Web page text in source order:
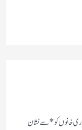
خانوں کو*سے نشان